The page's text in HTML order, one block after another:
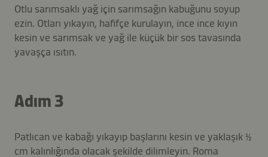
Otlu sarımsaklı yağ için sarımsağın kabuğunu soyup
ezin. Otları yıkayın, hafifçe kurulayın, ince ince kıyın
kesin ve sarımsak ve yağ ile küçük bir sos tavasında
yavaşça ısıtın.
Adım 3
Patlıcan ve kabağı yıkayıp başlarını kesin ve yaklaşık ½
cm kalınlığında olacak şekilde dilimleyin. Roma